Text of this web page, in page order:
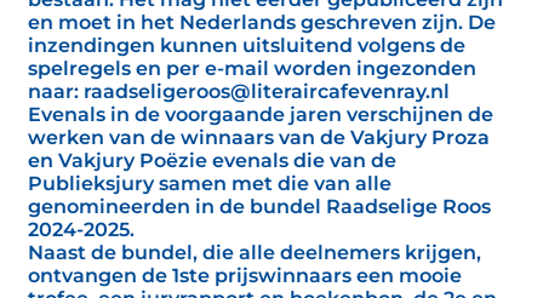
en moet in het Nederlands geschreven zijn. De
inzendingen kunnen uitsluitend volgens de
spelregels en per e-mail worden ingezonden
naar: raadseligeroos@literaircafevenray.nl
Evenals in de voorgaande jaren verschijnen de
werken van de winnaars van de Vakjury Proza
en Vakjury Poëzie evenals die van de
Publieksjury samen met die van alle
genomineerden in de bundel Raadselige Roos
2024-2025.
Naast de bundel, die alle deelnemers krijgen,
ontvangen de 1ste prijswinnaars een mooie